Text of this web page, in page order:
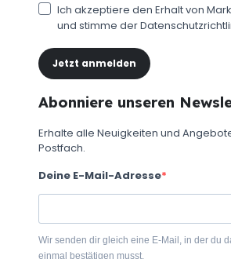
Ich akzeptiere den Erhalt von
und stimme der
Jetzt anmelden
Abonniere unseren
Erhalte alle Neuigkeiten und
Postfach.
Deine E-Mail-Adresse
Wir senden dir gleich eine E-Mail, in der du
einmal bestätigen musst.